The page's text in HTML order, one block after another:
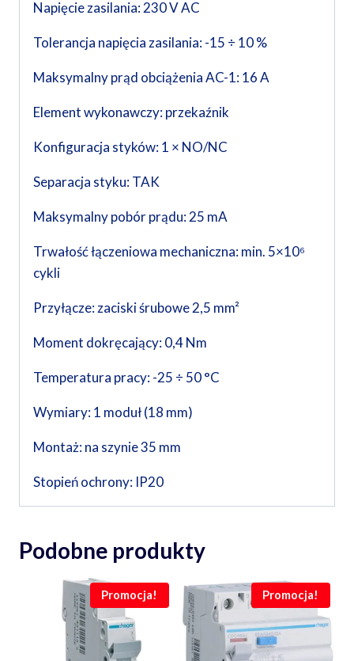
Napięcie zasilania: 230 V AC
Tolerancja napięcia zasilania: -15 ÷ 10 %
Maksymalny prąd obciążenia AC-1: 16 A
Element wykonawczy: przekaźnik
Konfiguracja styków: 1 × NO/NC
Separacja styku: TAK
Maksymalny pobór prądu: 25 mA
Trwałość łączeniowa mechaniczna: min. 5×10⁶
cykli
Przyłącze: zaciski śrubowe 2,5 mm²
Moment dokręcający: 0,4 Nm
Temperatura pracy: -25 ÷ 50 °C
Wymiary: 1 moduł (18 mm)
Montaż: na szynie 35 mm
Stopień ochrony: IP20
Podobne produkty
Promocja! Promocja!